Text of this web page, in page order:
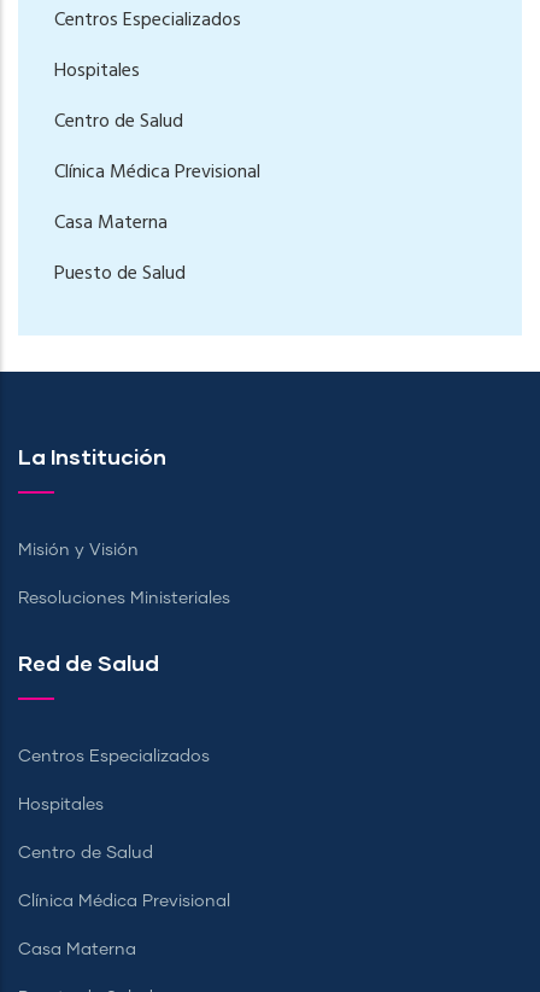
Centros Especializados
Hospitales
Centro de Salud
Clínica Médica Previsional
Casa Materna
Puesto de Salud
La Institución
Misión y Visión
Resoluciones Ministeriales
Red de Salud
Centros Especializados
Hospitales
Centro de Salud
Clínica Médica Previsional
Casa Materna